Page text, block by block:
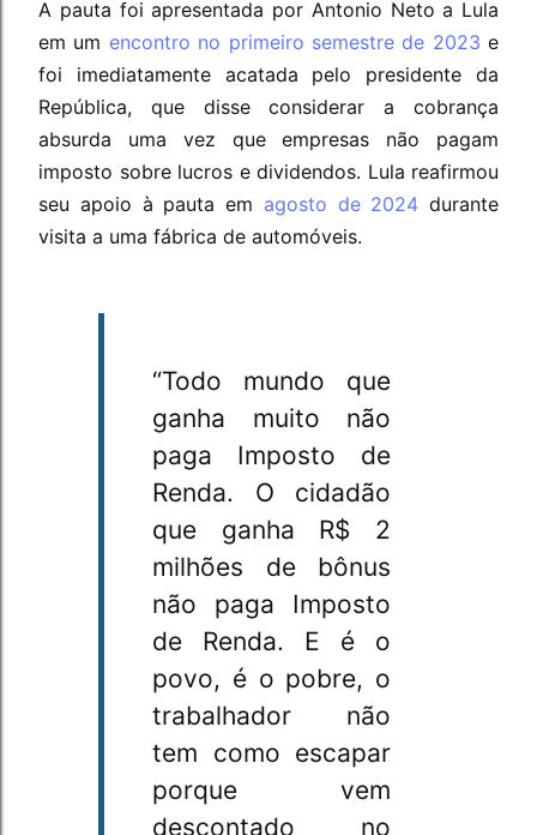
A pauta foi apresentada por Antonio Neto a Lula
em um encontro no primeiro semestre de 2023 e
foi imediatamente acatada pelo presidente da
República, que disse considerar a cobrança
absurda uma vez que empresas não pagam
imposto sobre lucros e dividendos. Lula reafirmou
seu apoio à pauta em agosto de 2024 durante
visita a uma fábrica de automóveis.
“Todo mundo que
ganha muito não
paga Imposto de
Renda. O cidadão
que ganha R$ 2
milhões de bônus
não paga Imposto
de Renda. E é o
povo, é o pobre, o
trabalhador não
tem como escapar
porque vem
descontado no